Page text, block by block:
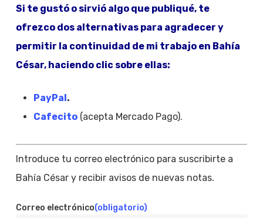
Si te gustó o sirvió algo que publiqué, te
ofrezco dos alternativas para agradecer y
permitir la continuidad de mi trabajo en Bahía
César, haciendo clic sobre ellas:
PayPal.
Cafecito(acepta Mercado Pago).
Introduce tu correo electrónico para suscribirte a
Bahía César y recibir avisos de nuevas notas.
Correo electrónico(obligatorio)